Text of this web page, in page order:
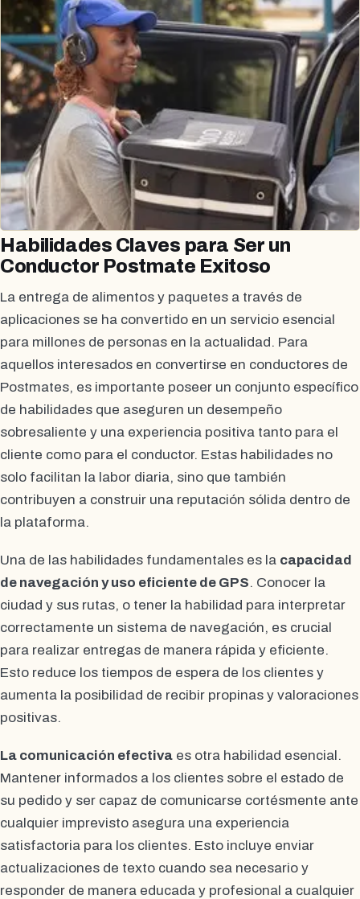
Habilidades Claves para Ser un
Conductor Postmate Exitoso
La entrega de alimentos y paquetes a través de
aplicaciones se ha convertido en un servicio esencial
para millones de personas en la actualidad. Para
aquellos interesados en convertirse en conductores de
Postmates, es importante poseer un conjunto específico
de habilidades que aseguren un desempeño
sobresaliente y una experiencia positiva tanto para el
cliente como para el conductor. Estas habilidades no
solo facilitan la labor diaria, sino que también
contribuyen a construir una reputación sólida dentro de
la plataforma.
Una de las habilidades fundamentales es la capacidad
de navegación y uso eficiente de GPS. Conocer la
ciudad y sus rutas, o tener la habilidad para interpretar
correctamente un sistema de navegación, es crucial
para realizar entregas de manera rápida y eficiente.
Esto reduce los tiempos de espera de los clientes y
aumenta la posibilidad de recibir propinas y valoraciones
positivas.
La comunicación efectiva es otra habilidad esencial.
Mantener informados a los clientes sobre el estado de
su pedido y ser capaz de comunicarse cortésmente ante
cualquier imprevisto asegura una experiencia
satisfactoria para los clientes. Esto incluye enviar
actualizaciones de texto cuando sea necesario y
responder de manera educada y profesional a cualquier